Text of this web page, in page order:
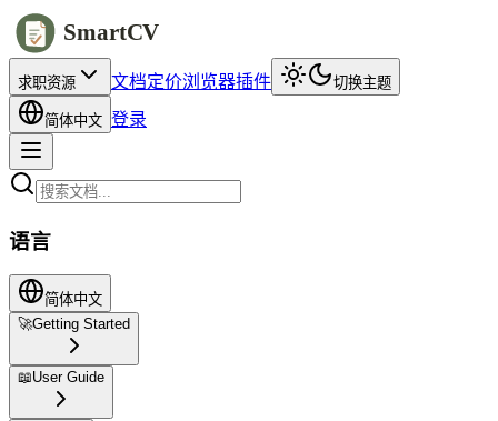
SmartCV
求职资源 文档定价浏览器插件 切换主题
简体中文 登录
语言
简体中文
🚀Getting Started
📖User Guide